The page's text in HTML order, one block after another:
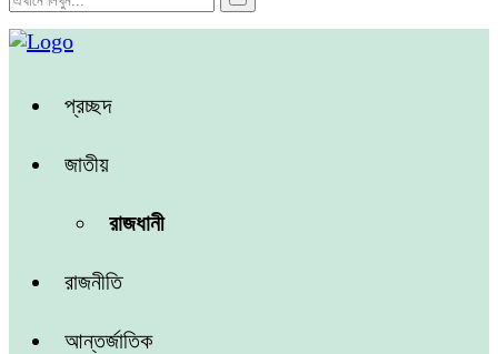
প্রচ্ছদ
জাতীয়
রাজধানী
রাজনীতি
আন্তর্জাতিক